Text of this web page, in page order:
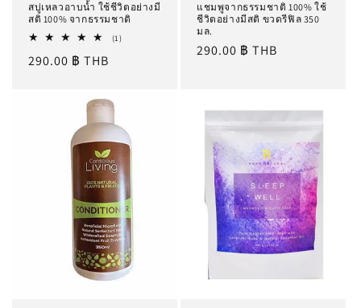
สบู่เหลวอาบน้ำ ใช้ชีวิตอย่างมี
สติ 100% จากธรรมชาติ
(1)1
ราคา
290.00 ฿ THB
แชมพูจากธรรมชาติ 100% ใช้
ชีวิตอย่างมีสติ ขวดรีฟิล 350
มล.
ราคา
290.00 ฿ THB